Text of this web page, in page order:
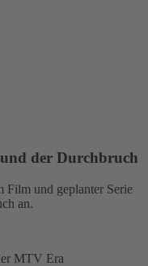
der Durchbruch
Film und geplanter Serie
an.